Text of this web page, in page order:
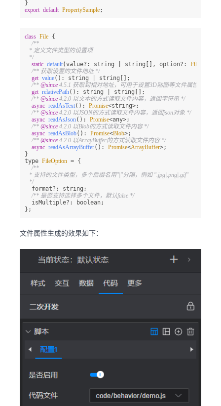
export default PropertySample;
class File {
/**
   * 定义文件类型的设置项
   */
static default(value?: string | string[], option?: FileOption
/** 获取设置的文件地址 */
get value(): string | string[];
/** @since 4.5.1 获取到相对地址，可用于设置3D贴图等文件属性 */
get relativePath(): string | string[];
/** @since 4.2.0 以文本的方式读取文件内容，返回字符串 */
async readAsText(): Promise<string>;
/** @since 4.2.0 以JSON的方式读取文件内容，返回json对象 */
async readAsJson(): Promise<any>;
/** @since 4.2.0 以Blob的方式读取文件内容 */
async readAsBlob(): Promise<Blob>;
/** @since 4.2.0 以ArrayBuffer的方式读取文件内容 */
async readAsArrayBuffer(): Promise<ArrayBuffer>;
}
type FileOption = {
/**
   * 支持的文件类型，多个后缀名用"|"分隔，例如 ".jpg|.png|.gif"
   */
  format?: string;
/** 是否支持选择多个文件，默认false */
  isMultiple?: boolean;
};
文件属性生成的效果如下：